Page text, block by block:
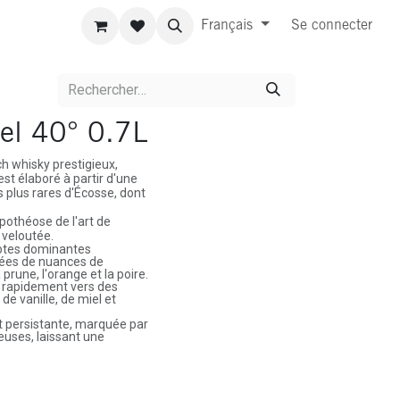
Français Se connecter
40° 0.7L
whisky prestigieux,
élaboré à partir d'une
rares d'Écosse, dont
de l'art de
dominantes
de nuances de
l'orange et la poire.
vers des
de vanille, de miel et
persistante, marquée par
laissant une